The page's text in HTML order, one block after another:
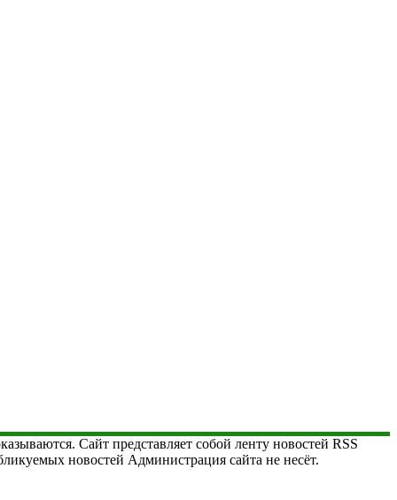
Сайт представляет собой ленту новостей RSS
новостей Администрация сайта не несёт.